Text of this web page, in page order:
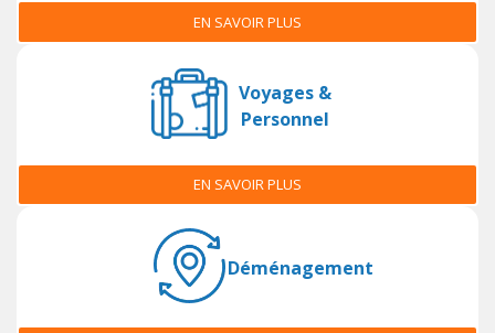
EN SAVOIR PLUS
Voyages &
Personnel
EN SAVOIR PLUS
Déménagement